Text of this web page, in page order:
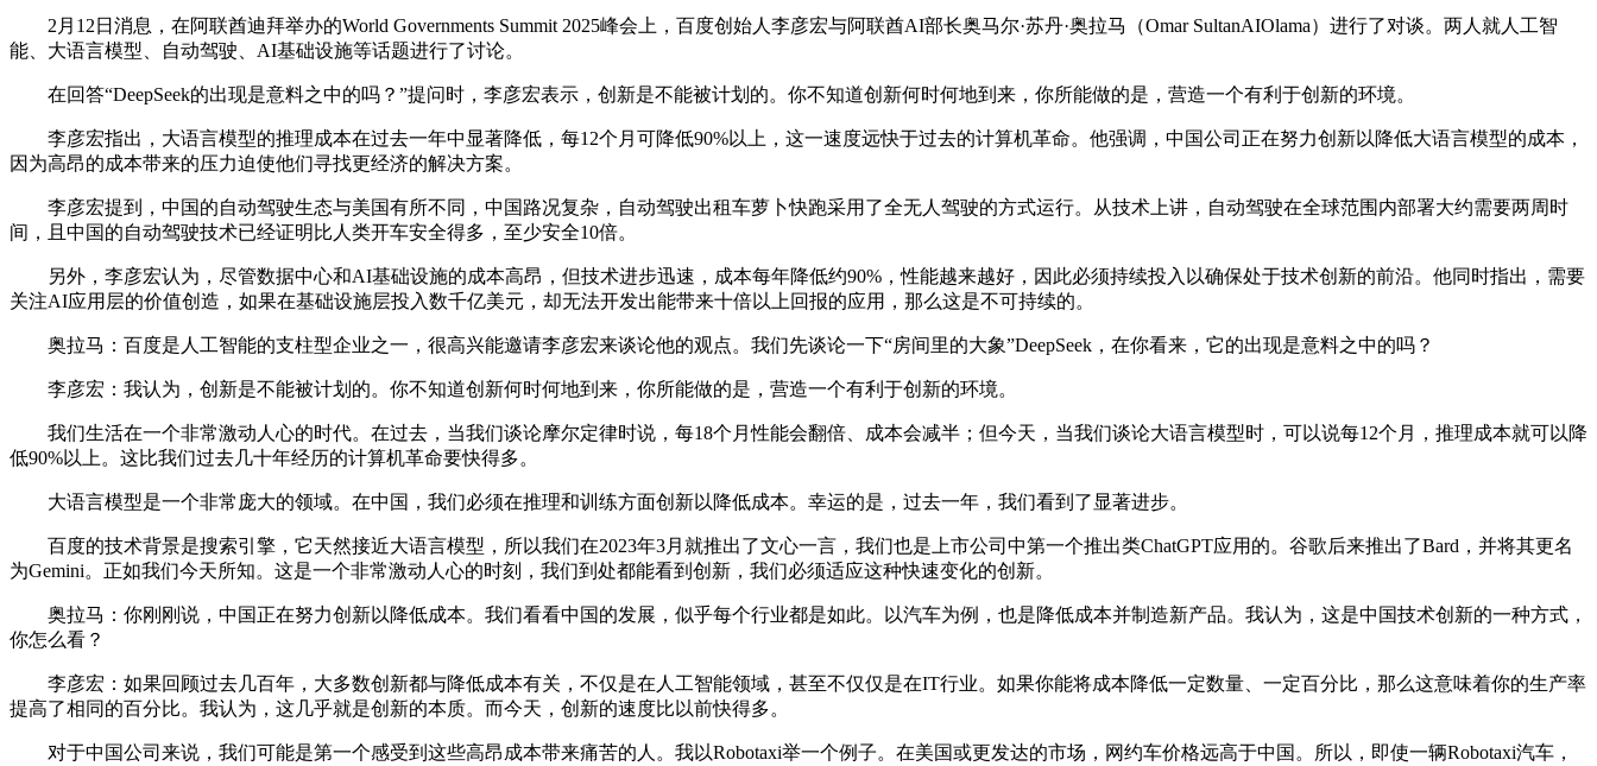
2月12日消息，在阿联酋迪拜举办的World Governments Summit 2025峰会上，百度创始人李彦宏与阿联酋AI部长奥马尔·苏丹·奥拉马（Omar SultanAIOlama）进行了对谈。两人就人工智
能、大语言模型、自动驾驶、AI基础设施等话题进行了讨论。
在回答“DeepSeek的出现是意料之中的吗？”提问时，李彦宏表示，创新是不能被计划的。你不知道创新何时何地到来，你所能做的是，营造一个有利于创新的环境。
李彦宏指出，大语言模型的推理成本在过去一年中显著降低，每12个月可降低90%以上，这一速度远快于过去的计算机革命。他强调，中国公司正在努力创新以降低大语言模型的成本，
因为高昂的成本带来的压力迫使他们寻找更经济的解决方案。
李彦宏提到，中国的自动驾驶生态与美国有所不同，中国路况复杂，自动驾驶出租车萝卜快跑采用了全无人驾驶的方式运行。从技术上讲，自动驾驶在全球范围内部署大约需要两周时
间，且中国的自动驾驶技术已经证明比人类开车安全得多，至少安全10倍。
另外，李彦宏认为，尽管数据中心和AI基础设施的成本高昂，但技术进步迅速，成本每年降低约90%，性能越来越好，因此必须持续投入以确保处于技术创新的前沿。他同时指出，需要
关注AI应用层的价值创造，如果在基础设施层投入数千亿美元，却无法开发出能带来十倍以上回报的应用，那么这是不可持续的。
奥拉马：百度是人工智能的支柱型企业之一，很高兴能邀请李彦宏来谈论他的观点。我们先谈论一下“房间里的大象”DeepSeek，在你看来，它的出现是意料之中的吗？
李彦宏：我认为，创新是不能被计划的。你不知道创新何时何地到来，你所能做的是，营造一个有利于创新的环境。
我们生活在一个非常激动人心的时代。在过去，当我们谈论摩尔定律时说，每18个月性能会翻倍、成本会减半；但今天，当我们谈论大语言模型时，可以说每12个月，推理成本就可以降
低90%以上。这比我们过去几十年经历的计算机革命要快得多。
大语言模型是一个非常庞大的领域。在中国，我们必须在推理和训练方面创新以降低成本。幸运的是，过去一年，我们看到了显著进步。
百度的技术背景是搜索引擎，它天然接近大语言模型，所以我们在2023年3月就推出了文心一言，我们也是上市公司中第一个推出类ChatGPT应用的。谷歌后来推出了Bard，并将其更名
为Gemini。正如我们今天所知。这是一个非常激动人心的时刻，我们到处都能看到创新，我们必须适应这种快速变化的创新。
奥拉马：你刚刚说，中国正在努力创新以降低成本。我们看看中国的发展，似乎每个行业都是如此。以汽车为例，也是降低成本并制造新产品。我认为，这是中国技术创新的一种方式，
你怎么看？
李彦宏：如果回顾过去几百年，大多数创新都与降低成本有关，不仅是在人工智能领域，甚至不仅仅是在IT行业。如果你能将成本降低一定数量、一定百分比，那么这意味着你的生产率
提高了相同的百分比。我认为，这几乎就是创新的本质。而今天，创新的速度比以前快得多。
对于中国公司来说，我们可能是第一个感受到这些高昂成本带来痛苦的人。我以Robotaxi举一个例子。在美国或更发达的市场，网约车价格远高于中国。所以，即使一辆Robotaxi汽车，